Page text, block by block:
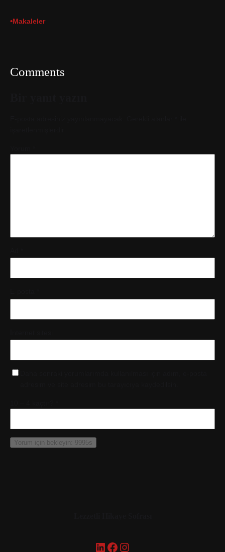
•Makaleler
Comments
LinkedIn Facebook Instagram